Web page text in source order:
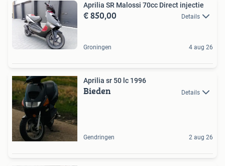
Aprilia SR Malossi 70cc Direct injectie
€ 850,00 Details
Groningen 4 aug 26
Aprilia sr 50 lc 1996
Bieden Details
Gendringen 2 aug 26